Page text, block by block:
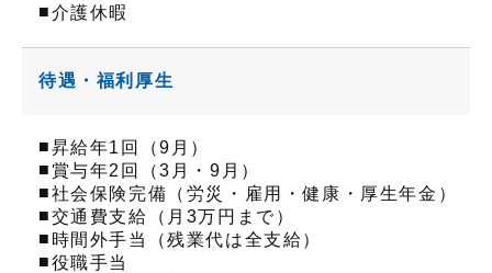
■介護休暇
待遇・福利厚生
■昇給年1回（9月）
■ 賞与年2回（3月・9月）
■社会保険完備（労災・雇用・健康・厚生年金）
■交通費支給（月3万円まで）
■ 時間外手当（残業代は全支給）
■役職手当